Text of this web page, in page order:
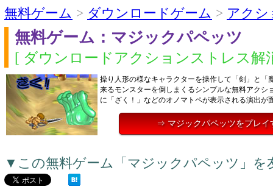
無料ゲーム > ダウンロードゲーム > アクシ
無料ゲーム：マジックパペッツ
[ ダウンロードアクションストレス解
操り人形の様なキャラクターを操作して「剣」と「
来るモンスターを倒しまくるシンプルな無料アクシ
に「ざく！」などのオノマトペが表示される演出が
⇒ マジックパペッツをプレイ
▼この無料ゲーム「マジックパペッツ」を